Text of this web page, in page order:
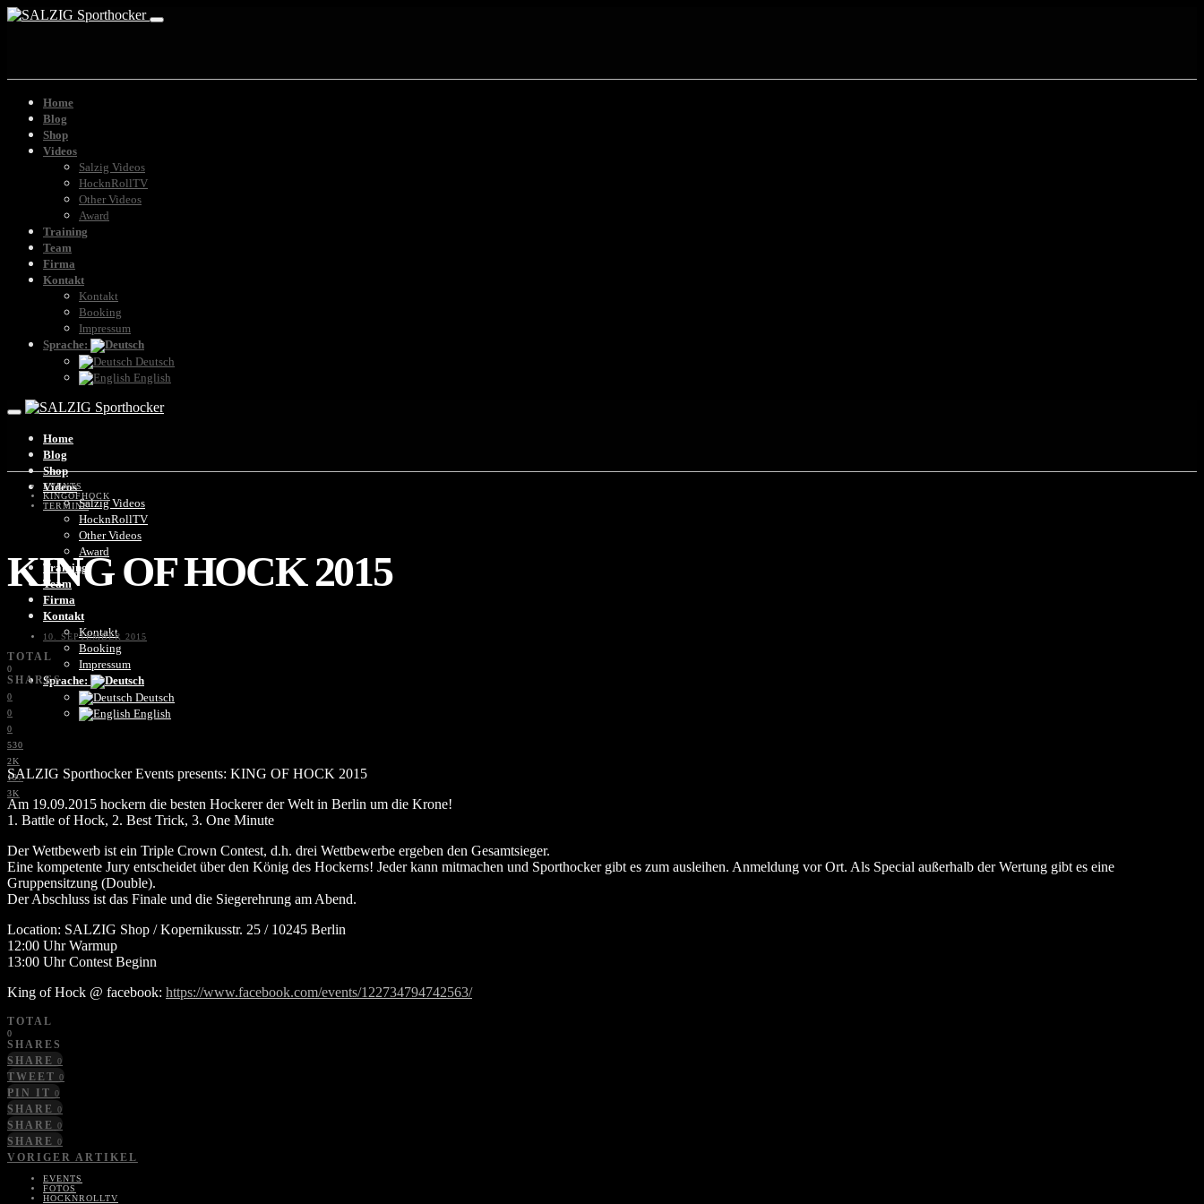
Home
Blog
Shop
Videos
Salzig Videos
HocknRollTV
Other Videos
Award
Training
Team
Firma
Kontakt
Kontakt
Booking
Impressum
Sprache:
Deutsch
English
Home
Blog
Shop
Videos
Salzig Videos
HocknRollTV
Other Videos
Award
Training
Team
Firma
Kontakt
Kontakt
Booking
Impressum
Sprache:
Deutsch
English
530
2K
197
3K
EVENTS
KINGOFHOCK
TERMINE
KING OF HOCK 2015
10. SEPTEMBER 2015
TOTAL
0
SHARES
0
0
0
SALZIG Sporthocker Events presents: KING OF HOCK 2015
Am 19.09.2015 hockern die besten Hockerer der Welt in Berlin um die Krone!
1. Battle of Hock, 2. Best Trick, 3. One Minute
Der Wettbewerb ist ein Triple Crown Contest, d.h. drei Wettbewerbe ergeben den Gesamtsieger.
Eine kompetente Jury entscheidet über den König des Hockerns! Jeder kann mitmachen und Sporthocker gibt es zum ausleihen. Anmeldung vor Ort. Als Special außerhalb der Wertung gibt es eine
Gruppensitzung (Double).
Der Abschluss ist das Finale und die Siegerehrung am Abend.
Location: SALZIG Shop / Kopernikusstr. 25 / 10245 Berlin
12:00 Uhr Warmup
13:00 Uhr Contest Beginn
King of Hock @ facebook: https://www.facebook.com/events/122734794742563/
TOTAL
0
SHARES
SHARE 0
TWEET 0
PIN IT 0
SHARE 0
SHARE 0
SHARE 0
VORIGER ARTIKEL
EVENTS
FOTOS
HOCKNROLLTV